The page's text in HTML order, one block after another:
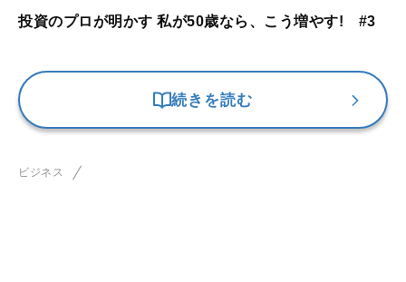
投資のプロが明かす 私が50歳なら、こう増やす! #3
続きを読む
ビジネス